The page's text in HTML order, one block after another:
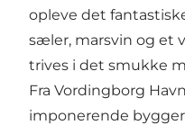
opleve det
sæler, marsvin og et
trives i det smukke
Fra Vordingborg
imponerende